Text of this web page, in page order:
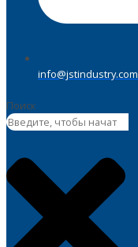
info@jstindustry.com
Поиск